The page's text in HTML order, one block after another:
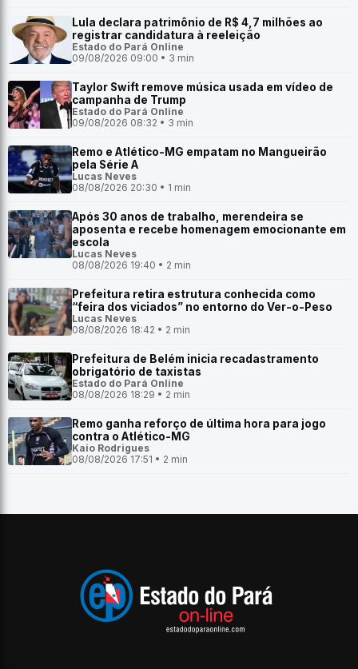
Lula declara patrimônio de R$ 4,7 milhões ao
registrar candidatura à reeleição
Estado do Pará Online
09/08/2026 09:00 • 3 min
Taylor Swift remove música usada em vídeo de
campanha de Trump
Estado do Pará Online
09/08/2026 08:32 • 3 min
Remo e Atlético-MG empatam no Mangueirão
pela Série A
Lucas Neves
08/08/2026 20:30 • 1 min
Após 30 anos de trabalho, merendeira se
aposenta e recebe homenagem emocionante em
escola
Lucas Neves
08/08/2026 19:40 • 2 min
Prefeitura retira estrutura conhecida como
“feira dos viciados” no entorno do Ver-o-Peso
Lucas Neves
08/08/2026 18:42 • 2 min
Prefeitura de Belém inicia recadastramento
obrigatório de taxistas
Estado do Pará Online
08/08/2026 18:29 • 2 min
Remo ganha reforço de última hora para jogo
contra o Atlético-MG
Kaio Rodrigues
08/08/2026 17:51 • 2 min